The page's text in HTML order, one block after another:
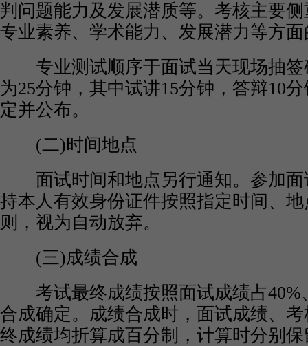
判问题能力及发展潜质等。考核主要
专业素养、学术能力、发展潜力等方
专业测试顺序于面试当天现场抽签
为25分钟，其中试讲15分钟，答辩10
定并公布。
(二)时间地点
面试时间和地点另行通知。参加面
持本人有效身份证件按照指定时间、
则，视为自动放弃。
(三)成绩合成
考试最终成绩按照面试成绩占40%
合成确定。成绩合成时，面试成绩、
终成绩均折算成百分制，计算时分别